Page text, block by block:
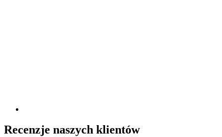
Recenzje naszych klientów